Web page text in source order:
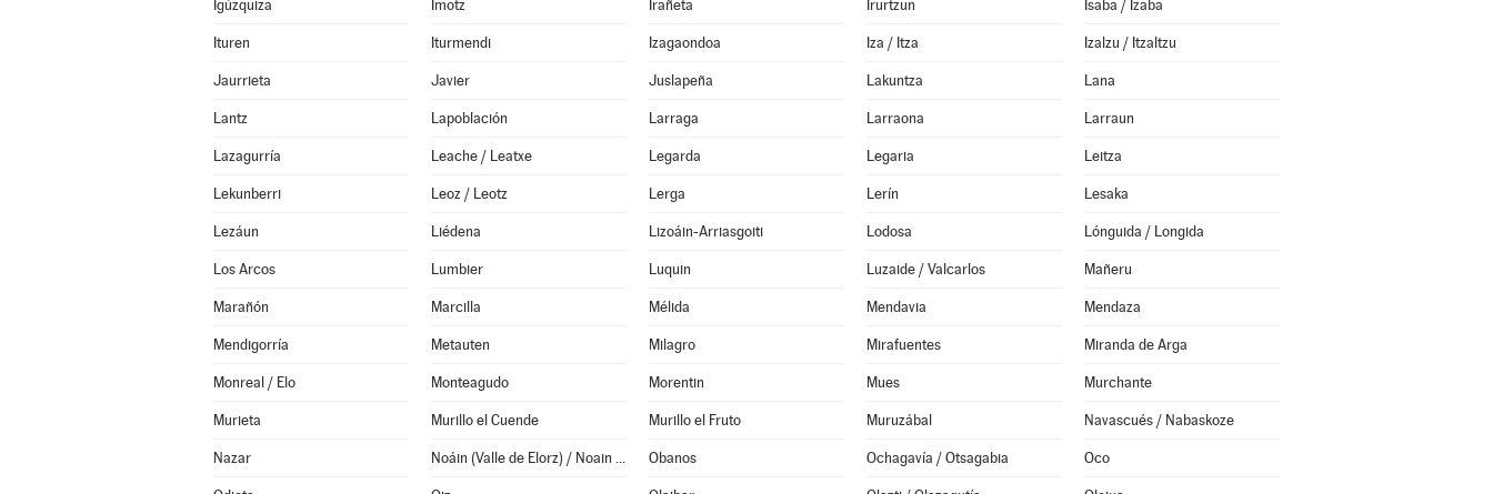
Igúzquiza Imotz Irañeta Irurtzun Isaba / Izaba
Ituren Iturmendi Izagaondoa Iza / Itza Izalzu / Itzaltzu
Jaurrieta Javier Juslapeña Lakuntza Lana
Lantz Lapoblación Larraga Larraona Larraun
Lazagurría Leache / Leatxe Legarda Legaria Leitza
Lekunberri Leoz / Leotz Lerga Lerín Lesaka
Lezáun Liédena Lizoáin-Arriasgoiti Lodosa Lónguida / Longida
Los Arcos Lumbier Luquin Luzaide / Valcarlos Mañeru
Marañón Marcilla Mélida Mendavia Mendaza
Mendigorría Metauten Milagro Mirafuentes Miranda de Arga
Monreal / Elo Monteagudo Morentin Mues Murchante
Murieta Murillo el Cuende Murillo el Fruto Muruzábal Navascués / Nabaskoze
Nazar Noáin (Valle de Elorz) / Noain (Elortzibar) Obanos Ochagavía / Otsagabia Oco